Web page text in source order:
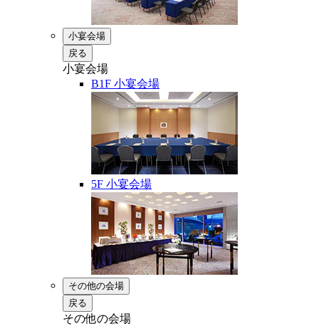
小宴会場
戻る
小宴会場
B1F 小宴会場
5F 小宴会場
その他の会場
戻る
その他の会場